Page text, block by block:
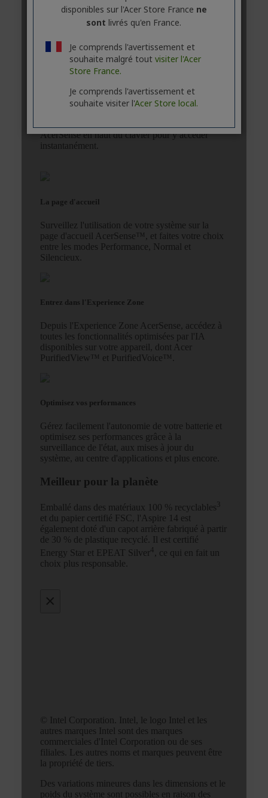
disponibles sur l'Acer Store France ne
sont livrés qu'en France.
Je comprends l'avertissement et
souhaite malgré tout visiter l'Acer
Store France.
Je comprends l'avertissement et
souhaite visiter l'Acer Store local.